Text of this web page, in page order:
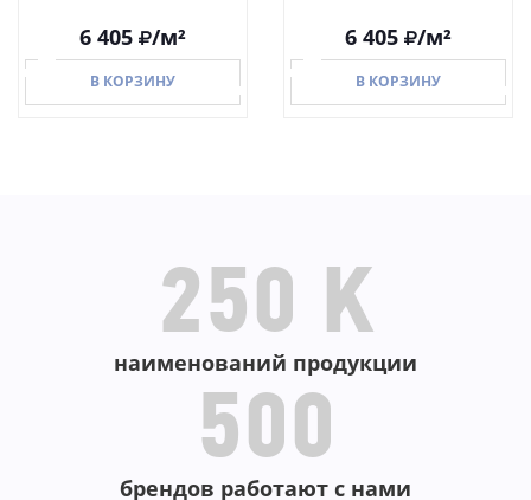
6 405 /м²
В КОРЗИНУ
6 405 /м²
В КОРЗИНУ
250 K
наименований продукции
500
брендов работают с нами